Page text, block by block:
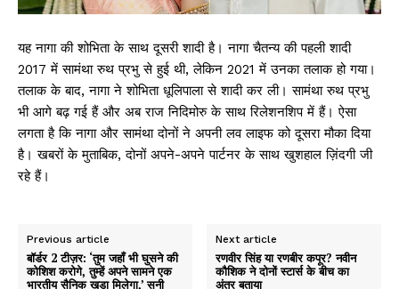
यह नागा की शोभिता के साथ दूसरी शादी है। नागा चैतन्य की पहली शादी
2017 में सामंथा रुथ प्रभु से हुई थी, लेकिन 2021 में उनका तलाक हो गया।
तलाक के बाद, नागा ने शोभिता धूलिपाला से शादी कर ली। सामंथा रुथ प्रभु
भी आगे बढ़ गई हैं और अब राज निदिमोरु के साथ रिलेशनशिप में हैं। ऐसा
लगता है कि नागा और सामंथा दोनों ने अपनी लव लाइफ को दूसरा मौका दिया
है। खबरों के मुताबिक, दोनों अपने-अपने पार्टनर के साथ खुशहाल ज़िंदगी जी
रहे हैं।
Previous article
बॉर्डर 2 टीज़र: ‘तुम जहाँ भी घुसने की
कोशिश करोगे, तुम्हें अपने सामने एक
भारतीय सैनिक खड़ा मिलेगा,’ सनी
Next article
रणवीर सिंह या रणबीर कपूर? नवीन
कौशिक ने दोनों स्टार्स के बीच का
अंतर बताया